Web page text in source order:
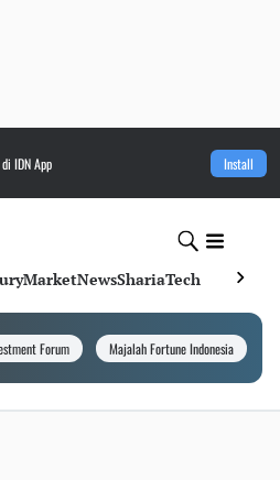
IDN App Install
MarketNewsShariaTech
Forum Majalah Fortune Indonesia